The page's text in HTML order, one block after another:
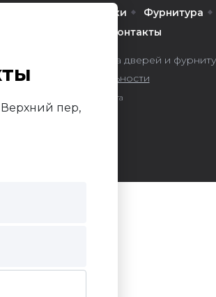
Верхний пер,
Арки
Фурнитура
Контакты
— оптовая продажа дверей и
конфиденциальности
Продвижение сайта
Darvin Studio